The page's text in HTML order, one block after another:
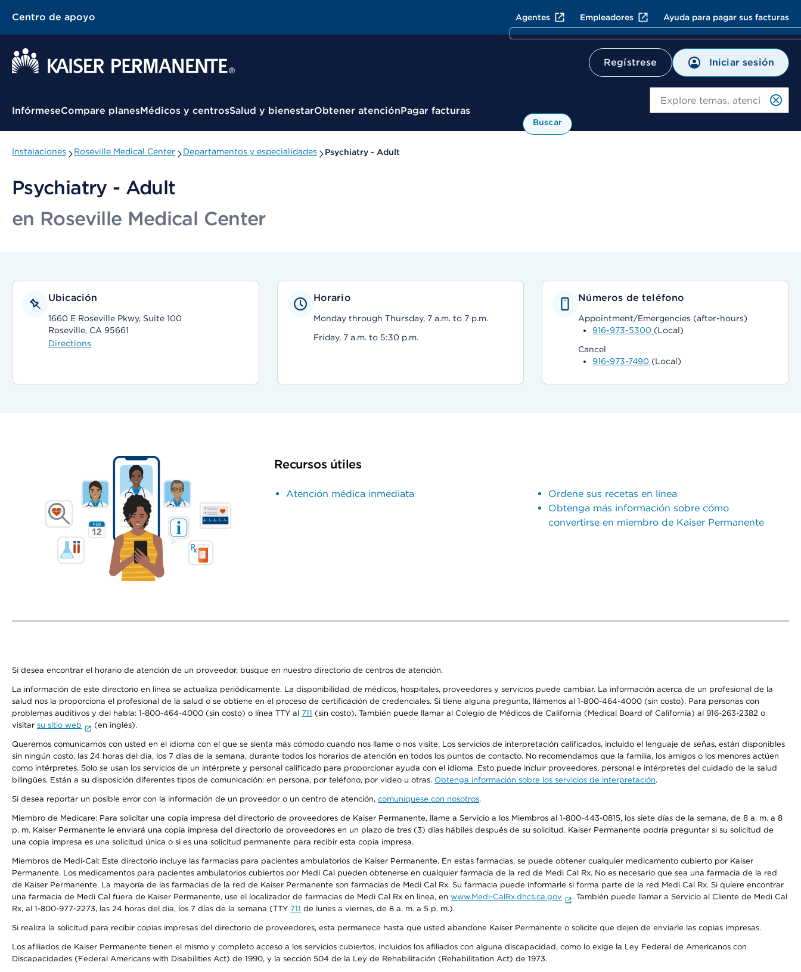
Centro de apoyo Agentes Empleadores Ayuda para pagar sus facturas
Regístrese Iniciar sesión
Menú contextual
InfórmeseCompare planesMédicos y centrosSalud y bienestarObtener atenciónPagar facturas
Buscar
Instalaciones Roseville Medical Center Departamentos y especialidades Psychiatry - Adult
Psychiatry - Adult
en Roseville Medical Center
Ubicación
1660 E Roseville Pkwy, Suite 100
Roseville, CA 95661
Directions
Horario
Monday through Thursday, 7 a.m. to 7 p.m.
Friday, 7 a.m. to 5:30 p.m.
Números de teléfono
Appointment/Emergencies (after-hours)
916-973-5300 (Local)
Cancel
916-973-7490 (Local)
Recursos útiles
Atención médica inmediata
Ordene sus recetas en línea
Obtenga más información sobre cómo
convertirse en miembro de Kaiser Permanente
Si desea encontrar el horario de atención de un proveedor, busque en nuestro directorio de centros de atención.
La información de este directorio en línea se actualiza periódicamente. La disponibilidad de médicos, hospitales, proveedores y servicios puede cambiar. La información acerca de un profesional de la
salud nos la proporciona el profesional de la salud o se obtiene en el proceso de certificación de credenciales. Si tiene alguna pregunta, llámenos al 1-800-464-4000 (sin costo). Para personas con
problemas auditivos y del habla: 1-800-464-4000 (sin costo) o línea TTY al 711 (sin costo). También puede llamar al Colegio de Médicos de California (Medical Board of California) al 916-263-2382 o
visitar su sitio web (en inglés).
Queremos comunicarnos con usted en el idioma con el que se sienta más cómodo cuando nos llame o nos visite. Los servicios de interpretación calificados, incluido el lenguaje de señas, están disponibles
sin ningún costo, las 24 horas del día, los 7 días de la semana, durante todos los horarios de atención en todos los puntos de contacto. No recomendamos que la familia, los amigos o los menores actúen
como intérpretes. Solo se usan los servicios de un intérprete y personal calificado para proporcionar ayuda con el idioma. Esto puede incluir proveedores, personal e intérpretes del cuidado de la salud
bilingües. Están a su disposición diferentes tipos de comunicación: en persona, por teléfono, por video u otras. Obtenga información sobre los servicios de interpretación.
Si desea reportar un posible error con la información de un proveedor o un centro de atención, comuníquese con nosotros.
Miembro de Medicare: Para solicitar una copia impresa del directorio de proveedores de Kaiser Permanente, llame a Servicio a los Miembros al 1-800-443-0815, los siete días de la semana, de 8 a. m. a 8
p. m. Kaiser Permanente le enviará una copia impresa del directorio de proveedores en un plazo de tres (3) días hábiles después de su solicitud. Kaiser Permanente podría preguntar si su solicitud de
una copia impresa es una solicitud única o si es una solicitud permanente para recibir esta copia impresa.
Miembros de Medi-Cal: Este directorio incluye las farmacias para pacientes ambulatorios de Kaiser Permanente. En estas farmacias, se puede obtener cualquier medicamento cubierto por Kaiser
Permanente. Los medicamentos para pacientes ambulatorios cubiertos por Medi Cal pueden obtenerse en cualquier farmacia de la red de Medi Cal Rx. No es necesario que sea una farmacia de la red
de Kaiser Permanente. La mayoría de las farmacias de la red de Kaiser Permanente son farmacias de Medi Cal Rx. Su farmacia puede informarle si forma parte de la red Medi Cal Rx. Si quiere encontrar
una farmacia de Medi Cal fuera de Kaiser Permanente, use el localizador de farmacias de Medi Cal Rx en línea, en www.Medi-CalRx.dhcs.ca.gov
. También puede llamar a Servicio al Cliente de Medi Cal
Rx, al 1-800-977-2273, las 24 horas del día, los 7 días de la semana (TTY 711 de lunes a viernes, de 8 a. m. a 5 p. m.).
Si realiza la solicitud para recibir copias impresas del directorio de proveedores, esta permanece hasta que usted abandone Kaiser Permanente o solicite que dejen de enviarle las copias impresas.
Los afiliados de Kaiser Permanente tienen el mismo y completo acceso a los servicios cubiertos, incluidos los afiliados con alguna discapacidad, como lo exige la Ley Federal de Americanos con
Discapacidades (Federal Americans with Disabilities Act) de 1990, y la sección 504 de la Ley de Rehabilitación (Rehabilitation Act) de 1973.